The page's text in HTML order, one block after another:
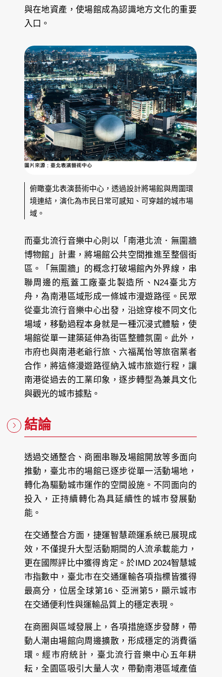
與在地資產，使場館成為認識地方文化的重要
入口。
俯瞰臺北表演藝術中心，透過設計將場館與周圍環
境連結，演化為市民日常可感知、可穿越的城市場
域。
而臺北流行音樂中心則以「南港北流．無圍牆
博物館」計畫，將場館公共空間推進至整個街
區。「無圍牆」的概念打破場館內外界線，串
聯周邊的瓶蓋工廠臺北製造所、N24臺北方
舟，為南港區域形成一條城市漫遊路徑。民眾
從臺北流行音樂中心出發，沿途穿梭不同文化
場域，移動過程本身就是一種沉浸式體驗，使
場館從單一建築延伸為街區整體氛圍。此外，
市府也與南港老爺行旅、六福萬怡等旅宿業者
合作，將這條漫遊路徑納入城市旅遊行程，讓
南港從過去的工業印象，逐步轉型為兼具文化
與觀光的城市據點。
結論
透過交通整合、商圈串聯及場館開放等多面向
推動，臺北市的場館已逐步從單一活動場地，
轉化為驅動城市運作的空間設施。不同面向的
投入，正持續轉化為具延續性的城市發展動
能。
在交通整合方面，捷運智慧疏運系統已展現成
效，不僅提升大型活動期間的人流承載能力，
更在國際評比中獲得肯定。於IMD 2024智慧城
市指數中，臺北市在交通運輸各項指標皆獲得
最高分，位居全球第16、亞洲第5，顯示城市
在交通便利性與運輸品質上的穩定表現。
在商圈與區域發展上，各項措施逐步發酵，帶
動人潮由場館向周邊擴散，形成穩定的消費循
環。經市府統計，臺北流行音樂中心五年耕
耘，全園區吸引大量人次，帶動南港區域產值